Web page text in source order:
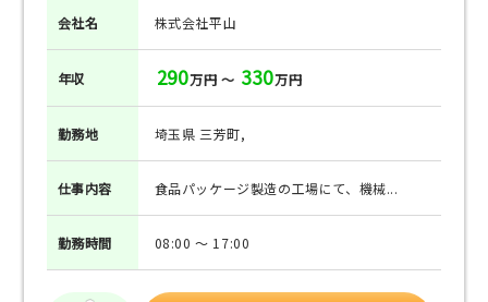
会社名 株式会社平山
年収 290万円 ～ 330万円
勤務地 埼玉県 三芳町,
仕事内容 食品パッケージ製造の工場にて、機械...
勤務時間 08:00 ～ 17:00